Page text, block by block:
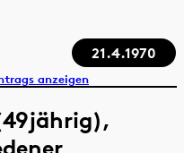
21.4.1970
anzeigen